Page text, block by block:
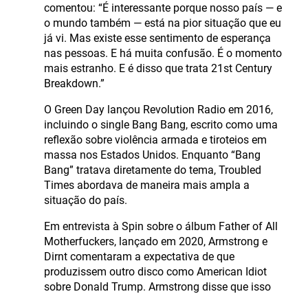
comentou: “É interessante porque nosso país — e
o mundo também — está na pior situação que eu
já vi. Mas existe esse sentimento de esperança
nas pessoas. E há muita confusão. É o momento
mais estranho. E é disso que trata 21st Century
Breakdown.”
O Green Day lançou Revolution Radio em 2016,
incluindo o single Bang Bang, escrito como uma
reflexão sobre violência armada e tiroteios em
massa nos Estados Unidos. Enquanto “Bang
Bang” tratava diretamente do tema, Troubled
Times abordava de maneira mais ampla a
situação do país.
Em entrevista à Spin sobre o álbum Father of All
Motherfuckers, lançado em 2020, Armstrong e
Dirnt comentaram a expectativa de que
produzissem outro disco como American Idiot
sobre Donald Trump. Armstrong disse que isso